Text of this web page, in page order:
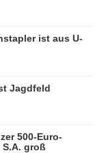
ist aus U-
Jagdfeld
500-Euro-
groß